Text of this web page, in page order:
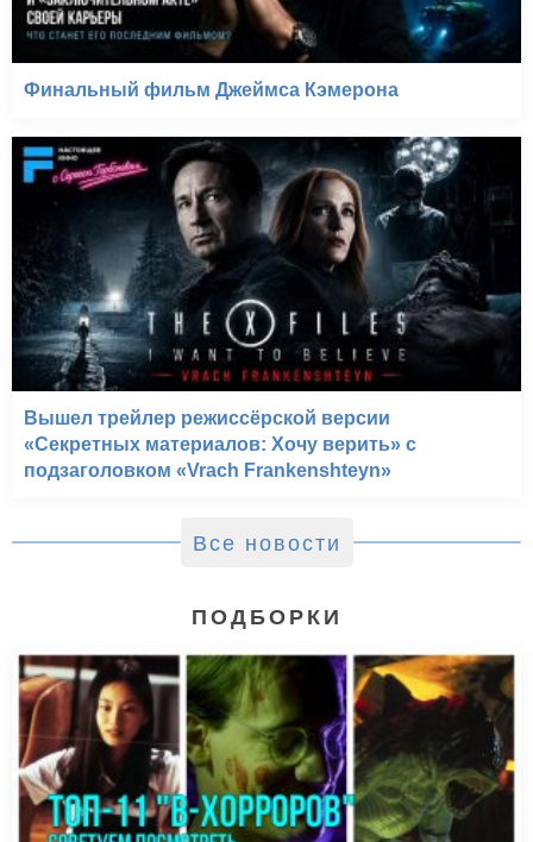
Финальный фильм Джеймса Кэмерона
Вышел трейлер режиссёрской версии
«Секретных материалов: Хочу верить» с
подзаголовком «Vrach Frankenshteyn»
Все новости
ПОДБОРКИ